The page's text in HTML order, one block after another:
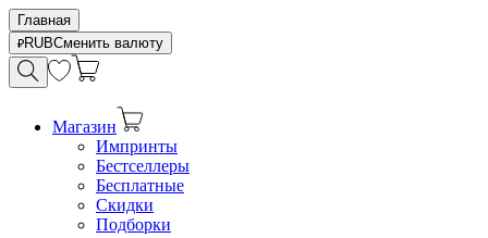
Главная
RUBСменить валюту
Магазин
Импринты
Бестселлеры
Бесплатные
Скидки
Подборки